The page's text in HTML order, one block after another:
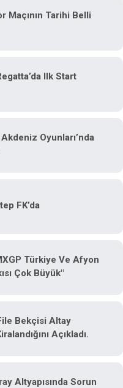
Maçının Tarihi Belli
Ilk Start
Oyunları’nda
FK’da
Türkiye Ve Afyon
Çok Büyük"
Bekçisi Altay
Açıkladı.
Altyapısında Sorun